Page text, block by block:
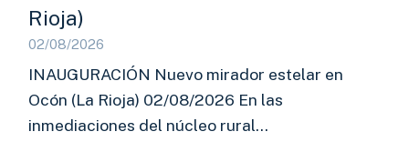
Rioja)
02/08/2026
INAUGURACIÓN Nuevo mirador estelar en
Ocón (La Rioja) 02/08/2026 En las
inmediaciones del núcleo rural…